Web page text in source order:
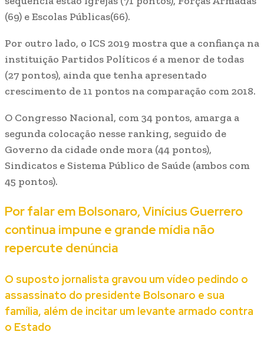
(69) e Escolas Públicas(66).
Por outro lado, o ICS 2019 mostra que a confiança na
instituição Partidos Políticos é a menor de todas
(27 pontos), ainda que tenha apresentado
crescimento de 11 pontos na comparação com 2018.
O Congresso Nacional, com 34 pontos, amarga a
segunda colocação nesse ranking, seguido de
Governo da cidade onde mora (44 pontos),
Sindicatos e Sistema Público de Saúde (ambos com
45 pontos).
Por falar em Bolsonaro, Vinícius Guerrero
continua impune e grande mídia não
repercute denúncia
O suposto jornalista gravou um vídeo pedindo o
assassinato do presidente Bolsonaro e sua
família, além de incitar um levante armado contra
o Estado